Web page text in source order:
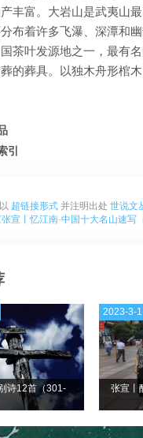
丰富。大岩山是武夷山
布着许多飞瀑、深潭和
茶叶发源地之一，最有名
的葬具。以独木舟形棺
引
超链接形式 并注明出处 世说文
张宣丨忆江南·中国十大名山速写
诗12首（301-
张宣丨
2023-3-1